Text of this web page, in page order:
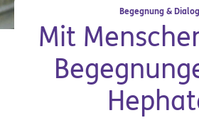
Begegnung & Dialog
Mit